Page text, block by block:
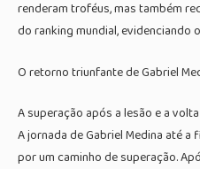
renderam troféus, mas também
do ranking mundial, evidenciando
O retorno triunfante de Gabriel
A superação após a lesão e a
A jornada de Gabriel Medina até
por um caminho de superação.